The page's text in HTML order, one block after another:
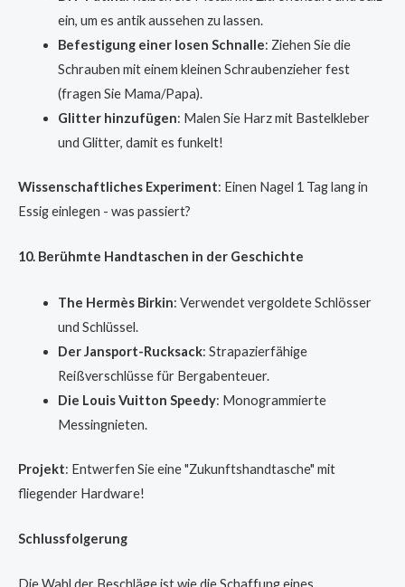
ein, um es antik aussehen zu lassen.
Befestigung einer losen Schnalle: Ziehen Sie die
Schrauben mit einem kleinen Schraubenzieher fest
(fragen Sie Mama/Papa).
Glitter hinzufügen: Malen Sie Harz mit Bastelkleber
und Glitter, damit es funkelt!
Wissenschaftliches Experiment: Einen Nagel 1 Tag lang in
Essig einlegen - was passiert?
10. Berühmte Handtaschen in der Geschichte
The Hermès Birkin: Verwendet vergoldete Schlösser
und Schlüssel.
Der Jansport-Rucksack: Strapazierfähige
Reißverschlüsse für Bergabenteuer.
Die Louis Vuitton Speedy: Monogrammierte
Messingnieten.
Projekt: Entwerfen Sie eine "Zukunftshandtasche" mit
fliegender Hardware!
Schlussfolgerung